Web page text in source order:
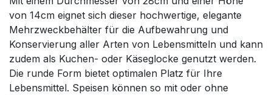
von 14cm eignet sich dieser hochwertige, elegante
Mehrzweckbehälter für die Aufbewahrung und
Konservierung aller Arten von Lebensmitteln und kann
zudem als Kuchen- oder Käseglocke genutzt werden.
Die runde Form bietet optimalen Platz für Ihre
Lebensmittel. Speisen können so mit oder ohne